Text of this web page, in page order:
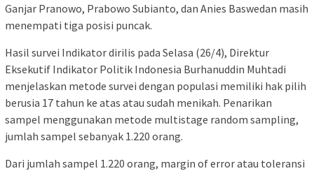
Ganjar Pranowo, Prabowo Subianto, dan Anies Baswedan masih
menempati tiga posisi puncak.
Hasil survei Indikator dirilis pada Selasa (26/4), Direktur
Eksekutif Indikator Politik Indonesia Burhanuddin Muhtadi
menjelaskan metode survei dengan populasi memiliki hak pilih
berusia 17 tahun ke atas atau sudah menikah. Penarikan
sampel menggunakan metode multistage random sampling,
jumlah sampel sebanyak 1.220 orang.
Dari jumlah sampel 1.220 orang, margin of error atau toleransi